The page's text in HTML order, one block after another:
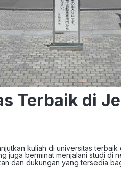
Terbaik di
kuliah di universitas
juga berminat menjalani studi di
dan dukungan yang tersedia